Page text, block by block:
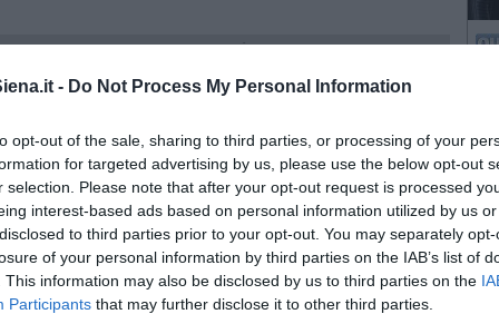
- Do Not Process My Personal Information
opt-out of the sale, sharing to third parties, or processing of your
for targeted advertising by us, please use the below opt-out
selection. Please note that after your opt-out request is processed
interest-based ads based on personal information utilized by us
to third parties prior to your opt-out. You may separately
of your personal information by third parties on the IAB’s list of
This information may also be disclosed by us to third parties on the
Participants that may further disclose it to other third parties.
MARTEDÌ27 GIUGNO 2017ORE 15:30
al via con le prove di notte
veterinaria del Ceppo sono il primo test per i cavalli sul tufo
LUNEDÌ 15 AGOSTO 2022 ORE 10:03
vince la quarta prova
di questa mattina ha visto la novità della nuova monta della